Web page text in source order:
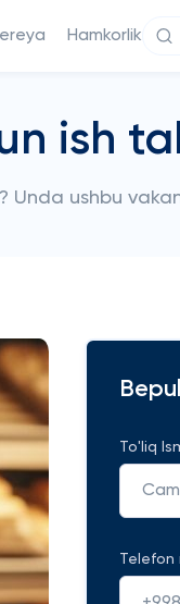
Hamkorlik
ish
ushbu
To'liq
Telefon